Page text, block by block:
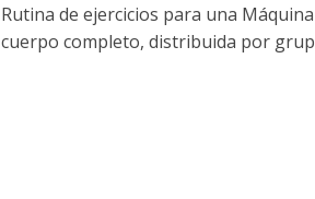
Rutina de ejercicios para una
cuerpo completo, distribuida por